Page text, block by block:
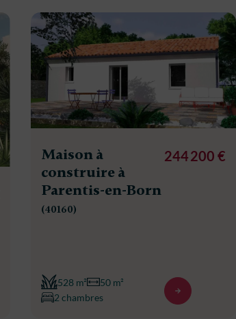
Maison à
construire à
Parentis-en-Born
(40160)
528 m²
50 m²
2 chambres
244 200 €